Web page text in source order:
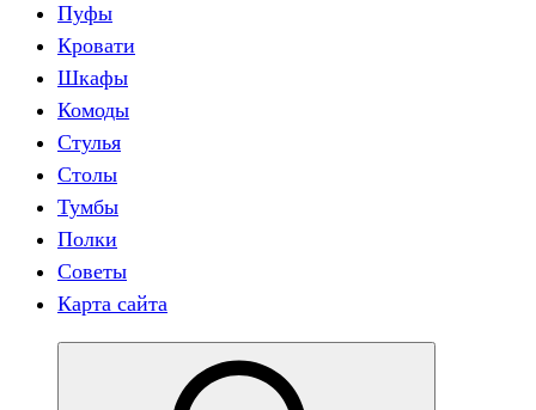
Пуфы
Кровати
Шкафы
Комоды
Стулья
Столы
Тумбы
Полки
Советы
Карта сайта